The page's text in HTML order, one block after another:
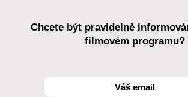
Chcete být pravidelně
filmovém programu?